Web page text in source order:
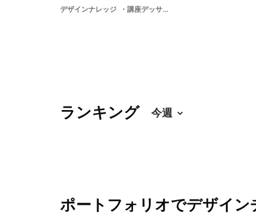
デザインナレッジ 講座デッサン初心者受験基礎基礎知識学ぶ描き方画力美術
ランキング
ポートフォリオでデザイン